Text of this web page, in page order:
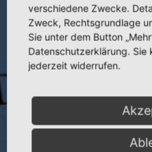
Titel:Percutaneous Neurotomy of
Chronical Lumbar Zygapophyseal
Publikation:World Spine 1, Spinal
Seite:773–779
W. Brock, W.
verschiedene Zwecke.
Zweck, Rechtsgrundlage
Sie unter dem Button
Datenschutzerklärung. Sie
jederzeit widerrufen.